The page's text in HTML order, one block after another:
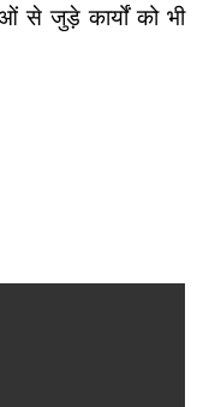
से जुड़े कार्यों को भी